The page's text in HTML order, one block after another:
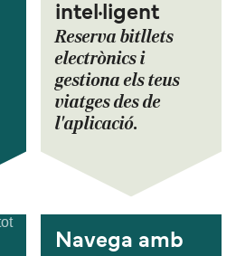
intel·ligent
Reserva bitllets
electrònics i
gestiona els teus
viatges des de
l'aplicació.
Navega amb